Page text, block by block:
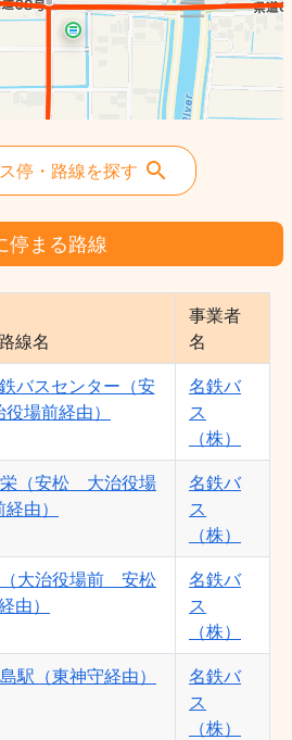
（安松 大治役場前経由）
鉄バス（株）
バスセンター（安松 大治
） - 名鉄バス（株）
停・路線を探す
停まる路線
路線名
事業者
名
バスセンター（安
場前経由）
名鉄バ
ス
（株）
（安松 大治役場
経由）
名鉄バ
ス
（株）
大治役場前 安松
由）
名鉄バ
ス
（株）
（東神守経由）
名鉄バ
ス
（株）